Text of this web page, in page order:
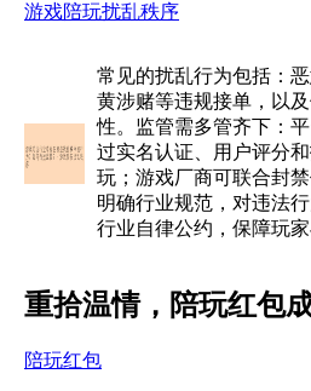
游戏陪玩扰乱秩序
常见的扰乱行为包括：
黄涉赌等违规接单，以
性。监管需多管齐下：
过实名认证、用户评分
玩；游戏厂商可联合封
明确行业规范，对违法
行业自律公约，保障玩家
重拾温情，陪玩红包
陪玩红包